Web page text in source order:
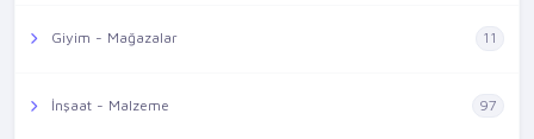
Giyim - Mağazalar 11
İnşaat - Malzeme 97